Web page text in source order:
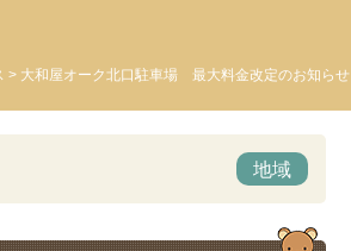
> 大和屋オーク北口駐車場 最大料金改定のお知らせ
地域